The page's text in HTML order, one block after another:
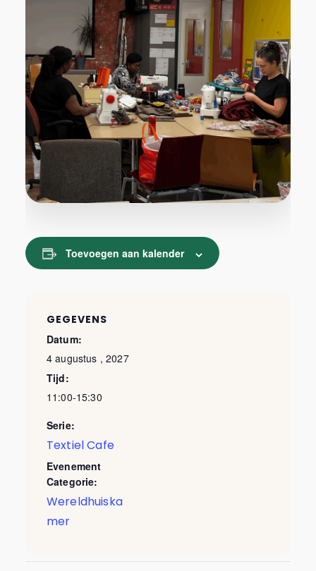
Toevoegen aan kalender
GEGEVENS
Datum:
4 augustus , 2027
Tijd:
11:00-15:30
Serie:
Textiel Cafe
Evenement
Categorie:
Wereldhuiska
mer